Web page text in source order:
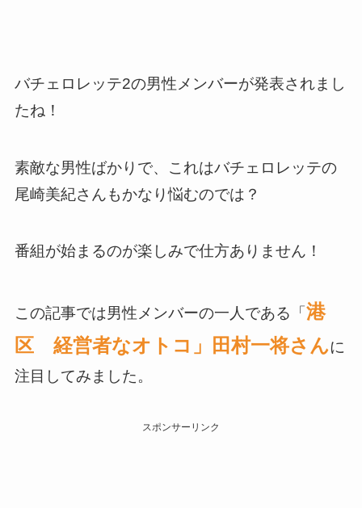
バチェロレッテ2の男性メンバーが発表されまし
たね！
素敵な男性ばかりで、これはバチェロレッテの
尾崎美紀さんもかなり悩むのでは？
番組が始まるのが楽しみで仕方ありません！
この記事では男性メンバーの一人である「港
区 経営者なオトコ」田村一将さんに
注目してみました。
スポンサーリンク